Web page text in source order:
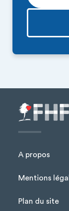
A propos
Mentions
Plan du site